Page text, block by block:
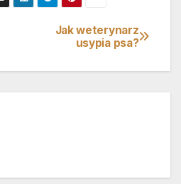
Jak weterynarz
usypia psa?